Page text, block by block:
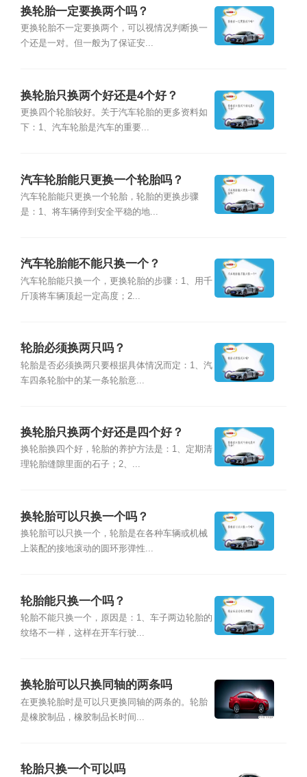
换轮胎一定要换两个吗？
更换轮胎不一定要换两个，可以视情况判断换一
个还是一对。但一般为了保证安...
换轮胎只换两个好还是4个好？
更换四个轮胎较好。关于汽车轮胎的更多资料如
下：1、汽车轮胎是汽车的重要...
汽车轮胎能只更换一个轮胎吗？
汽车轮胎能只更换一个轮胎，轮胎的更换步骤
是：1、将车辆停到安全平稳的地...
汽车轮胎能不能只换一个？
汽车轮胎能只换一个，更换轮胎的步骤：1、用千
斤顶将车辆顶起一定高度；2...
轮胎必须换两只吗？
轮胎是否必须换两只要根据具体情况而定：1、汽
车四条轮胎中的某一条轮胎意...
换轮胎只换两个好还是四个好？
换轮胎换四个好，轮胎的养护方法是：1、定期清
理轮胎缝隙里面的石子；2、...
换轮胎可以只换一个吗？
换轮胎可以只换一个，轮胎是在各种车辆或机械
上装配的接地滚动的圆环形弹性...
轮胎能只换一个吗？
轮胎不能只换一个，原因是：1、车子两边轮胎的
纹络不一样，这样在开车行驶...
换轮胎可以只换同轴的两条吗
在更换轮胎时是可以只更换同轴的两条的。轮胎
是橡胶制品，橡胶制品长时间...
轮胎只换一个可以吗